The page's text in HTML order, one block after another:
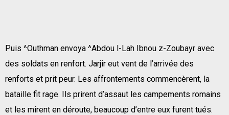
Puis ^Outhman envoya ^Abdou l-Lah Ibnou z-Zoubayr avec
des soldats en renfort. Jarjir eut vent de l’arrivée des
renforts et prit peur. Les affrontements commencèrent, la
bataille fit rage. Ils prirent d’assaut les campements romains
et les mirent en déroute, beaucoup d’entre eux furent tués.